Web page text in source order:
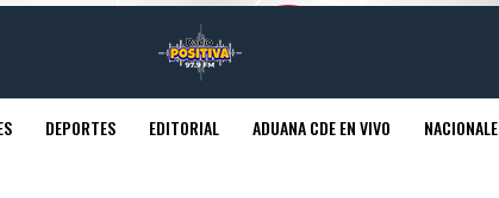
DEPORTES EDITORIAL ADUANA CDE EN VIVO